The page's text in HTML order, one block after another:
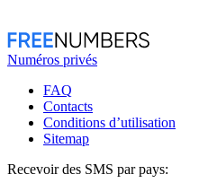
Numéros privés
FAQ
Contacts
Conditions d’utilisation
Sitemap
Recevoir des SMS par pays: